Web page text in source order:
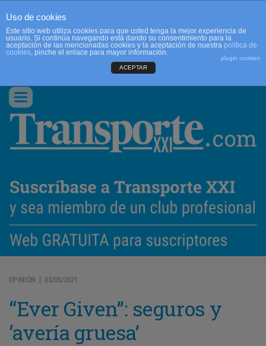
CONTACTO
Conmutar
navegación
OPINIÓN | 03/05/2021
“Ever Given”: seguros y
‘avería gruesa’
Uso de cookies
Este sitio web utiliza cookies para que usted tenga la mejor experiencia de
usuario. Si continúa navegando está dando su consentimiento para la
aceptación de las mencionadas cookies y la aceptación de nuestra política de
cookies, pinche el enlace para mayor información.
plugin cookies
ACEPTAR